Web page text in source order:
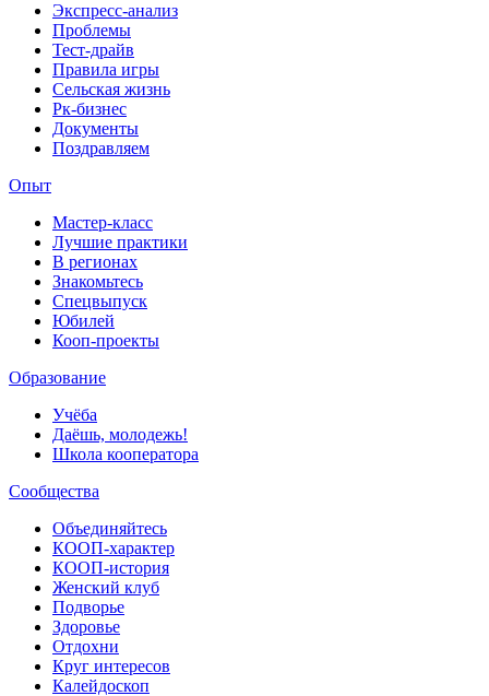
Экспресс-анализ
Проблемы
Тест-драйв
Правила игры
Сельская жизнь
Рк-бизнес
Документы
Поздравляем
Опыт
Мастер-класс
Лучшие практики
В регионах
Знакомьтесь
Спецвыпуск
Юбилей
Кооп-проекты
Образование
Учёба
Даёшь, молодежь!
Школа кооператора
Сообщества
Объединяйтесь
КООП-характер
КООП-история
Женский клуб
Подворье
Здоровье
Отдохни
Круг интересов
Калейдоскоп